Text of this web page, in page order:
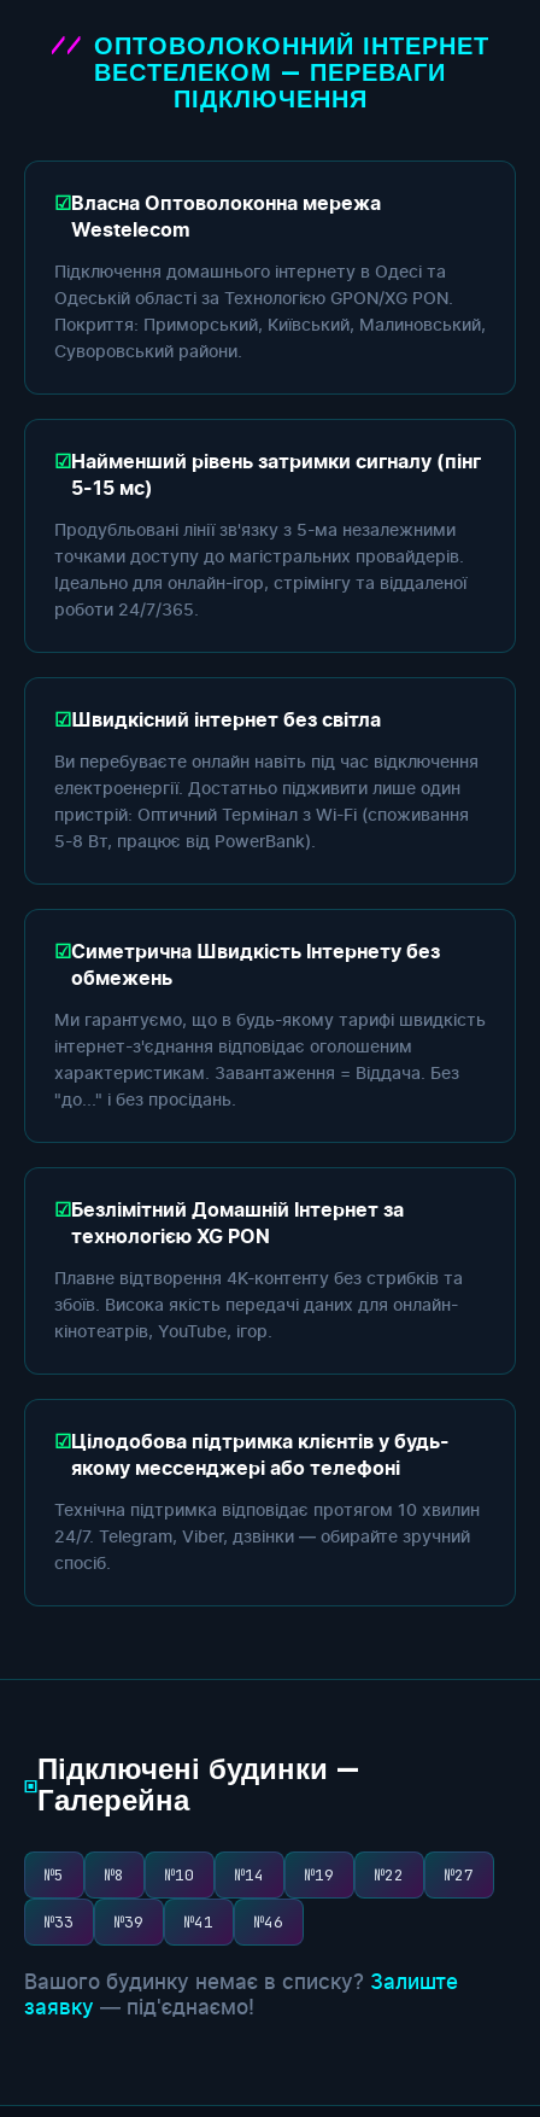
ОПТОВОЛОКОННИЙ ІНТЕРНЕТ
ВЕСТЕЛЕКОМ — ПЕРЕВАГИ
ПІДКЛЮЧЕННЯ
Власна Оптоволоконна мережа
Westelecom
Підключення домашнього інтернету в Одесі та
Одеській області за Технологією GPON/XG PON.
Покриття: Приморський, Київський, Малиновський,
Суворовський райони.
Найменший рівень затримки сигналу (пінг
5-15 мс)
Продубльовані лінії зв'язку з 5-ма незалежними
точками доступу до магістральних провайдерів.
Ідеально для онлайн-ігор, стрімінгу та віддаленої
роботи 24/7/365.
Швидкісний інтернет без світла
Ви перебуваєте онлайн навіть під час відключення
електроенергії. Достатньо підживити лише один
пристрій: Оптичний Термінал з Wi-Fi (споживання
5-8 Вт, працює від PowerBank).
Симетрична Швидкість Інтернету без
обмежень
Ми гарантуємо, що в будь-якому тарифі швидкість
інтернет-з'єднання відповідає оголошеним
характеристикам. Завантаження = Віддача. Без
"до..." і без просідань.
Безлімітний Домашній Інтернет за
технологією XG PON
Плавне відтворення 4K-контенту без стрибків та
збоїв. Висока якість передачі даних для онлайн-
кінотеатрів, YouTube, ігор.
Цілодобова підтримка клієнтів у будь-
якому мессенджері або телефоні
Технічна підтримка відповідає протягом 10 хвилин
24/7. Telegram, Viber, дзвінки — обирайте зручний
спосіб.
▣Підключені будинки —
Галерейна
№5 №8 №10 №14 №19 №22 №27
№33 №39 №41 №46
Вашого будинку немає в списку? Залиште
заявку — під'єднаємо!